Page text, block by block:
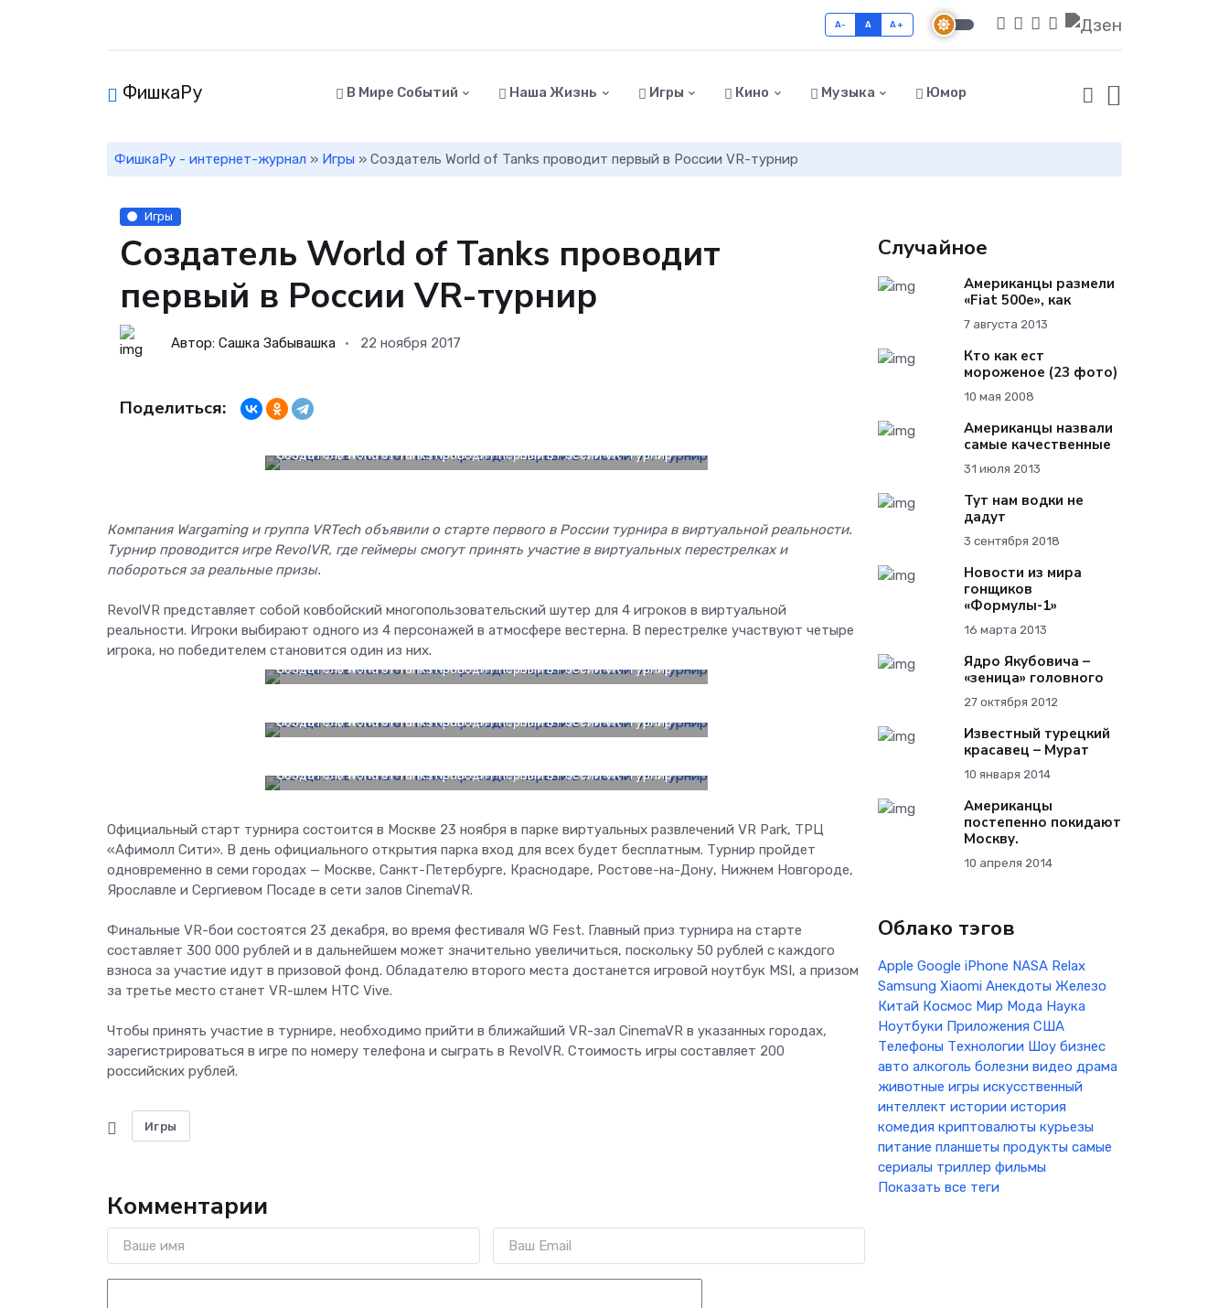
A- A A+
ФишкаРу В Мире Событий Наша Жизнь Игры Кино Музыка Юмор
ФишкаРу - интернет-журнал » Игры » Создатель World of Tanks проводит первый в России VR-турнир
Игры
Создатель World of Tanks проводит
первый в России VR-турнир
Автор: Сашка Забывашка 22 ноября 2017
Поделиться:
Создатель World of Tanks проводит первый в России VR-турнир
Компания Wargaming и группа VRTech объявили о старте первого в России турнира в виртуальной реальности.
Турнир проводится игре RevolVR, где геймеры смогут принять участие в виртуальных перестрелках и
побороться за реальные призы.
RevolVR представляет собой ковбойский многопользовательский шутер для 4 игроков в виртуальной
реальности. Игроки выбирают одного из 4 персонажей в атмосфере вестерна. В перестрелке участвуют четыре
игрока, но победителем становится один из них.
Создатель World of Tanks проводит первый в России VR-турнир
Создатель World of Tanks проводит первый в России VR-турнир
Создатель World of Tanks проводит первый в России VR-турнир
Официальный старт турнира состоится в Москве 23 ноября в парке виртуальных развлечений VR Park, ТРЦ
«Афимолл Сити». В день официального открытия парка вход для всех будет бесплатным. Турнир пройдет
одновременно в семи городах — Москве, Санкт-Петербурге, Краснодаре, Ростове-на-Дону, Нижнем Новгороде,
Ярославле и Сергиевом Посаде в сети залов CinemaVR.
Финальные VR-бои состоятся 23 декабря, во время фестиваля WG Fest. Главный приз турнира на старте
составляет 300 000 рублей и в дальнейшем может значительно увеличиться, поскольку 50 рублей с каждого
взноса за участие идут в призовой фонд. Обладателю второго места достанется игровой ноутбук MSI, а призом
за третье место станет VR-шлем HTC Vive.
Чтобы принять участие в турнире, необходимо прийти в ближайший VR-зал CinemaVR в указанных городах,
зарегистрироваться в игре по номеру телефона и сыграть в RevolVR. Стоимость игры составляет 200
российских рублей.
Игры
Комментарии
Случайное
Американцы размели
«Fiat 500e», как
7 августа 2013
Кто как ест
мороженое (23 фото)
10 мая 2008
Американцы назвали
самые качественные
31 июля 2013
Тут нам водки не
дадут
3 сентября 2018
Новости из мира
гонщиков
«Формулы-1»
16 марта 2013
Ядро Якубовича –
«зеница» головного
27 октября 2012
Известный турецкий
красавец – Мурат
10 января 2014
Американцы
постепенно покидают
Москву.
10 апреля 2014
Облако тэгов
Apple Google iPhone NASA Relax
Samsung Xiaomi Анекдоты Железо
Китай Космос Мир Мода Наука
Ноутбуки Приложения США
Телефоны Технологии Шоу бизнес
авто алкоголь болезни видео драма
животные игры искусственный
интеллект истории история
комедия криптовалюты курьезы
питание планшеты продукты самые
сериалы триллер фильмы
Показать все теги